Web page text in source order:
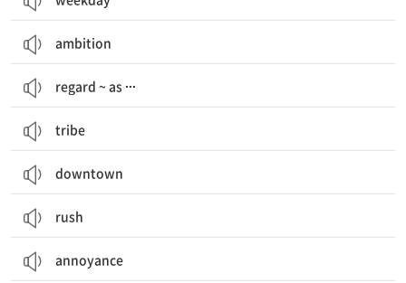
ambition
regard ~ as ∙∙∙
tribe
downtown
rush
annoyance